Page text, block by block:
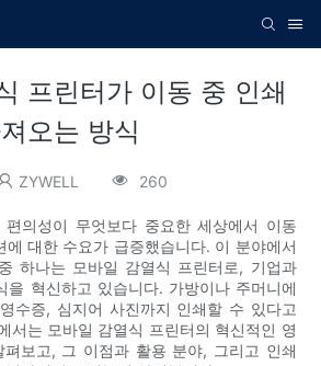
프린터가 이동 중 인쇄
오는 방식
ZYWELL 260
편의성이 무엇보다 중요한 세상에서 이동
에 대한 수요가 급증했습니다. 이 분야에서
하나는 모바일 감열식 프린터로, 기업과
을 혁신하고 있습니다. 가방이나 주머니에
수증, 심지어 사진까지 인쇄할 수 있다고
서는 모바일 감열식 프린터의 혁신적인 영
펴보고, 그 이점과 활용 분야, 그리고 인쇄